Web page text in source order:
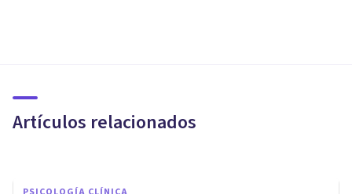
Artículos relacionados
descripción, síntomas y causas